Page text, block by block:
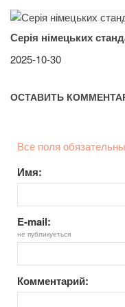
Серія німецьких
2025-10-30
ОСТАВИТЬ
Все поля
Имя:
E-mail:
не публикуеться
Комментарий: